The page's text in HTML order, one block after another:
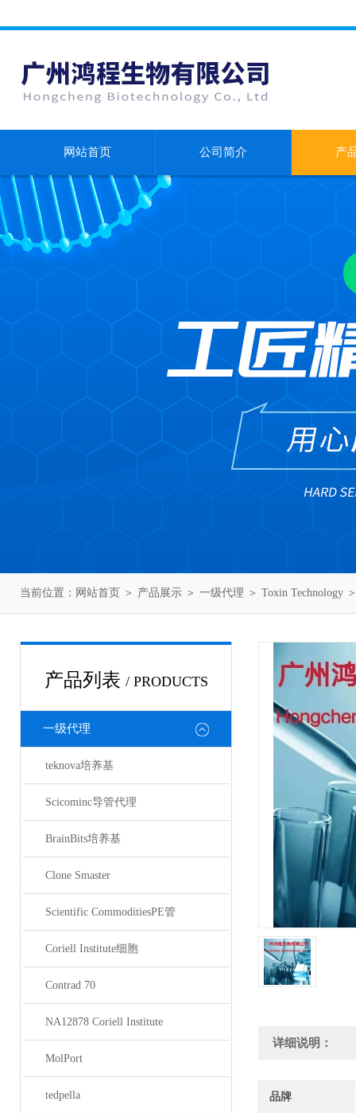
网站首页 公司简介 产
当前位置： 网站首页 ＞ 产品展示 ＞ 一级代理 ＞ Toxin Technology
产品列表 / PRODUCTS
一级代理
teknova培养基
Scicominc导管代理
BrainBits培养基
Clone Smaster
Scientific CommoditiesPE管
Coriell Institute细胞
Contrad 70
NA12878 Coriell Institute
MolPort
tedpella
详细说明：
品牌